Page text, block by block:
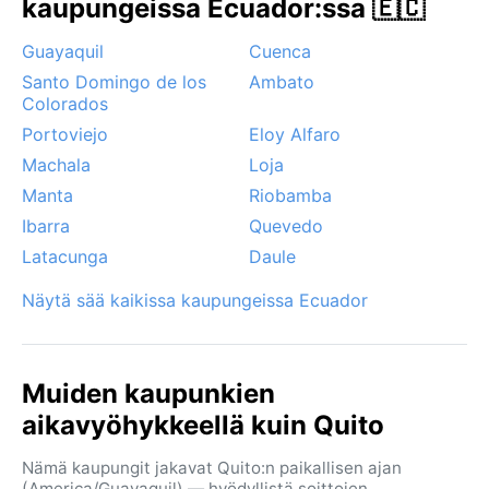
säänvaihtelu: auringonpaiste vaihtuu usein
rankkasateeksi puolessa tunnissa. Kausituulet ja
vuoriston aiheuttama sumu tekevät säästä
arvaamatonta, mutta hurrikaaneja tai lumisateita ei
esiinny. Quiton sää on kuin ikuinen kevät, johon vain
sadekuurot tuovat oman mausteensa.
kaupungeissa Ecuador:ssa 🇪🇨
Guayaquil
Cuenca
Santo Domingo de los
Colorados
Ambato
Portoviejo
Eloy Alfaro
Machala
Loja
Manta
Riobamba
Ibarra
Quevedo
Latacunga
Daule
Näytä sää kaikissa kaupungeissa Ecuador
Muiden kaupunkien
aikavyöhykkeellä kuin Quito
Nämä kaupungit jakavat Quito:n paikallisen ajan